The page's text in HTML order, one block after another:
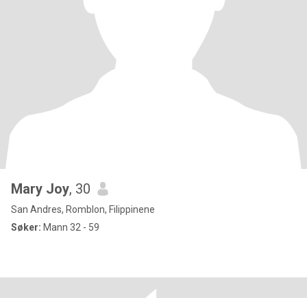
Mary Joy, 30
San Andres, Romblon, Filippinene
Søker: Mann 32 - 59